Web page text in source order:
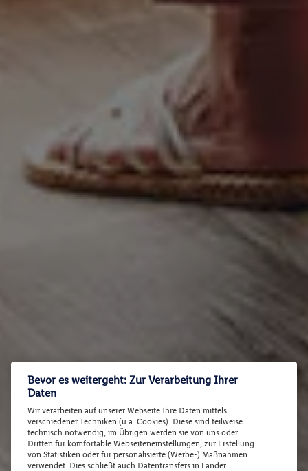
Bevor es weitergeht: Zur Verarbeitung Ihrer
Daten
Wir verarbeiten auf unserer Webseite Ihre Daten mittels
verschiedener Techniken (u.a. Cookies). Diese sind teilweise
technisch notwendig, im Übrigen werden sie von uns oder
Dritten für komfortable Webseiteneinstellungen, zur Erstellung
von Statistiken oder für personalisierte (Werbe-) Maßnahmen
verwendet. Dies schließt auch Datentransfers in Länder